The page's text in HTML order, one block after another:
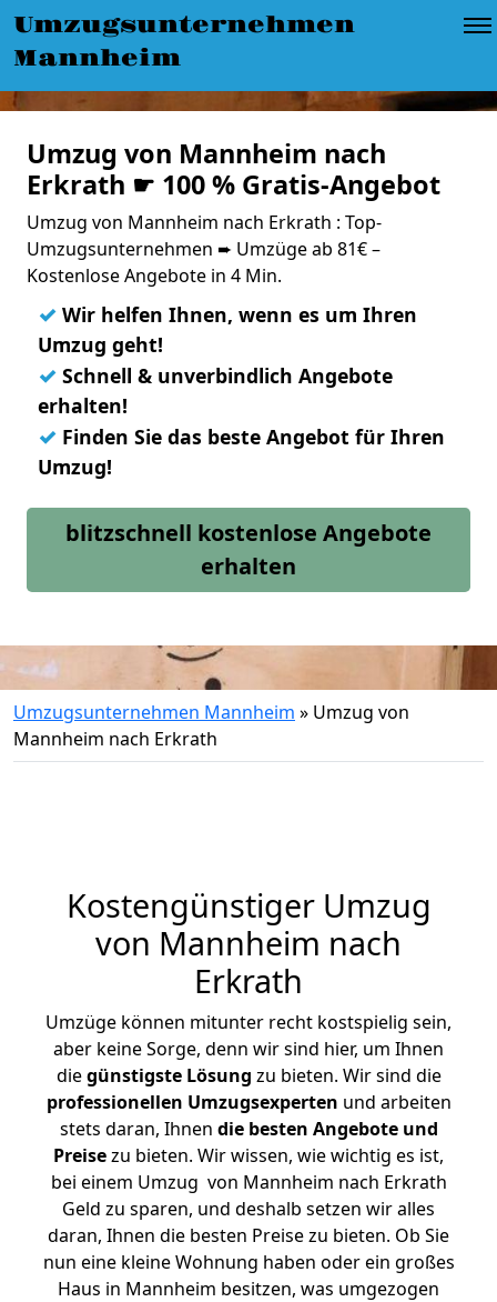
Umzugsunternehmen
Mannheim
Umzug von Mannheim nach
Erkrath ☛ 100 % Gratis-Angebot
Umzug von Mannheim nach Erkrath : Top-
Umzugsunternehmen ➨ Umzüge ab 81€ –
Kostenlose Angebote in 4 Min.
✓ Wir helfen Ihnen, wenn es um Ihren
Umzug geht!
✓ Schnell & unverbindlich Angebote
erhalten!
✓ Finden Sie das beste Angebot für Ihren
Umzug!
blitzschnell kostenlose Angebote
erhalten
Umzugsunternehmen Mannheim » Umzug von
Mannheim nach Erkrath
Kostengünstiger Umzug
von Mannheim nach
Erkrath
Umzüge können mitunter recht kostspielig sein,
aber keine Sorge, denn wir sind hier, um Ihnen
diegünstigste Lösung zu bieten. Wir sind die
professionellen Umzugsexperten und arbeiten
stets daran, Ihnen die besten Angebote und
Preisezu bieten. Wir wissen, wie wichtig es ist,
bei einem Umzug von Mannheim nach Erkrath
Geld zu sparen, und deshalb setzen wir alles
daran, Ihnen die besten Preise zu bieten. Ob Sie
nun eine kleine Wohnung haben oder ein großes
Haus in Mannheim besitzen, was umgezogen